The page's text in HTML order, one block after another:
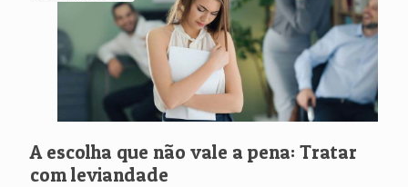
A escolha que não vale a pena: Tratar
com leviandade